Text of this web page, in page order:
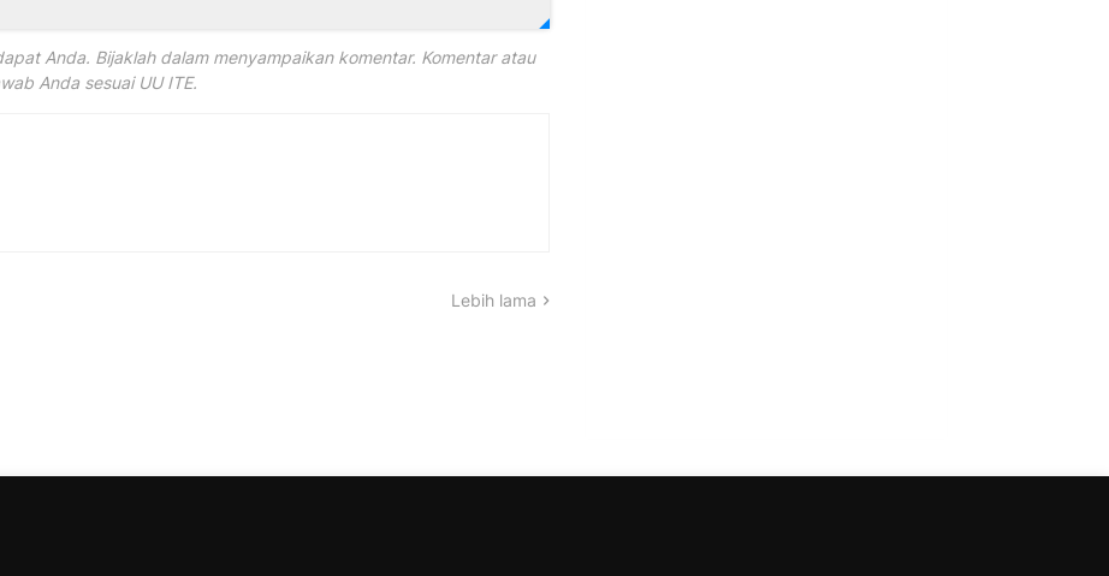
Anda. Bijaklah dalam menyampaikan komentar. Komentar atau
Anda sesuai UU ITE.
Lebih lama